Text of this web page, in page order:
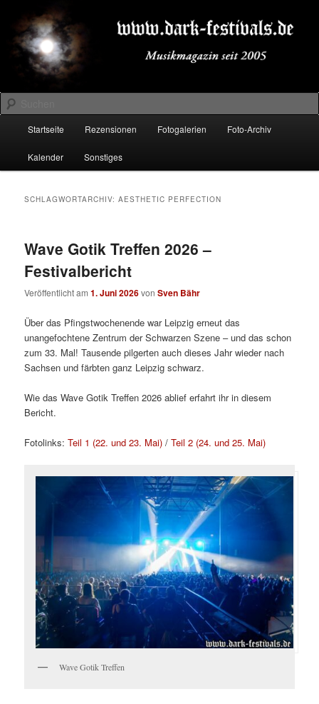
primären
Inhalt
springen
sekundären
Inhalt
springenDARK-FESTIVALS.DE
Suchen
Startseite Rezensionen Fotogalerien Foto-Archiv
Kalender Sonstiges
SCHLAGWORTARCHIV:AESTHETIC PERFECTION
Wave Gotik Treffen 2026 –
Festivalbericht
Veröffentlicht am1. Juni 2026vonSven Bähr
Über das Pfingstwochenende war Leipzig erneut das
unangefochtene Zentrum der Schwarzen Szene – und das schon
zum 33. Mal! Tausende pilgerten auch dieses Jahr wieder nach
Sachsen und färbten ganz Leipzig schwarz.
Wie das Wave Gotik Treffen 2026 ablief erfahrt ihr in diesem
Bericht.
Fotolinks:Teil 1 (22. und 23. Mai) /Teil 2 (24. und 25. Mai)
Wave Gotik Treffen